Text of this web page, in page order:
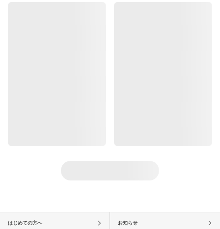
はじめての方へ お知らせ